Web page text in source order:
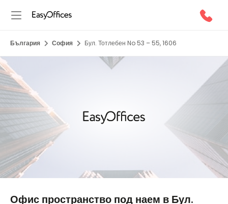
България София Бул. Тотлебен No 53 – 55, 1606
Офис пространство под наем в Бул.